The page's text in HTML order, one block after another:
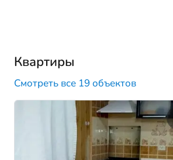
Квартиры
Смотреть все 19 объектов